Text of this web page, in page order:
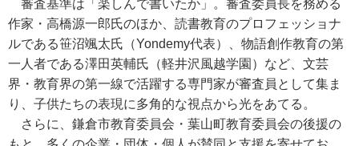
審査基準は「楽しんで書いたか」。審査委員長を務める
作家・高橋源一郎氏のほか、読書教育のプロフェッショナ
ルである笹沼颯太氏（Yondemy代表）、物語創作教育の第
一人者である澤田英輔氏（軽井沢風越学園）など、文芸
界・教育界の第一線で活躍する専門家が審査員として集ま
り、子供たちの表現に多角的な視点から光をあてる。
さらに、鎌倉市教育委員会・葉山町教育委員会の後援の